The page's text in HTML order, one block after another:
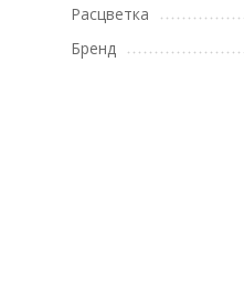
Расцветка
Бренд